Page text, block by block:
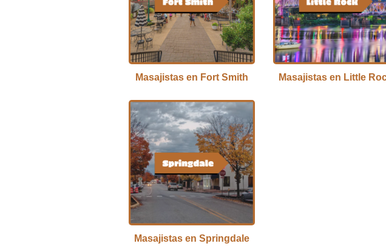
Masajistas en Fort Smith Masajistas en Little
Masajistas en Springdale